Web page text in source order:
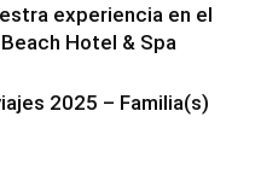
experiencia en el
Hotel & Spa
2025 – Familia(s)